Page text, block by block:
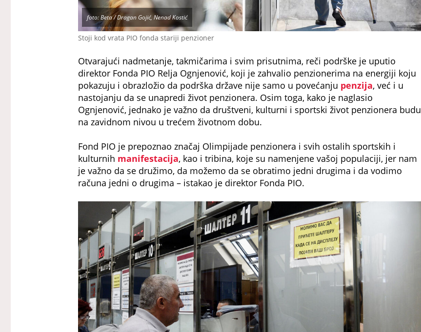
Stoji kod vrata PIO fonda stariji penzioner
foto: Beta / Dragan Gojić, Nenad Kostić
Otvarajući nadmetanje, takmičarima i svim prisutnima, reči podrške je uputio
direktor Fonda PIO Relja Ognjenović, koji je zahvalio penzionerima na energiji koju
pokazuju i obrazložio da podrška države nije samo u povećanju penzija, već i u
nastojanju da se unapredi život penzionera. Osim toga, kako je naglasio
Ognjenović, jednako je važno da društveni, kulturni i sportski život penzionera budu
na zavidnom nivou u trećem životnom dobu.
Fond PIO je prepoznao značaj Olimpijade penzionera i svih ostalih sportskih i
kulturnih manifestacija, kao i tribina, koje su namenjene vašoj populaciji, jer nam
je važno da se družimo, da možemo da se obratimo jedni drugima i da vodimo
računa jedni o drugima – istakao je direktor Fonda PIO.